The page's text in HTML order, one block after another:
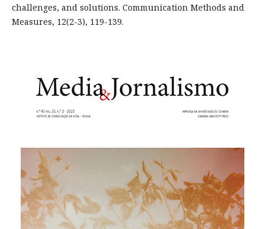
challenges, and solutions. Communication Methods and
Measures, 12(2-3), 119-139.